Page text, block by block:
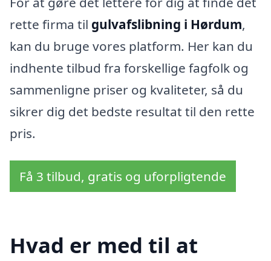
rette firma til gulvafslibning i Hørdum,
kan du bruge vores platform. Her kan du
indhente tilbud fra forskellige fagfolk og
sammenligne priser og kvaliteter, så du
sikrer dig det bedste resultat til den rette
pris.
Få 3 tilbud, gratis og uforpligtende
Hvad er med til at